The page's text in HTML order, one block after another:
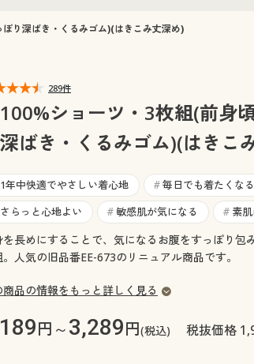
べて
容・健康通販すべて制服・スクールすべて
ジュニア・ティーンズ下着
大きいサイズ通
大きいサイズ
大きいサイズ
大きいサイズ
り深ばき・くるみゴム)(はきこみ丈深め)
289件
ショーツ・3枚組(前身
ばき・くるみゴム)(はきこ
1年中快適でやさしい着心地 # 毎日でも着たくな
さらっと心地よい # 敏感肌が気になる # 素
を長めにすることで、気になるお腹をすっぽり包
人気の旧品番EE-673のリニュアル商品です。
商品の情報をもっと詳しく見る
円～3,289円(税込) 税抜価格